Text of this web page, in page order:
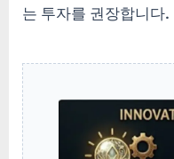
는 투자를 권장합니다.